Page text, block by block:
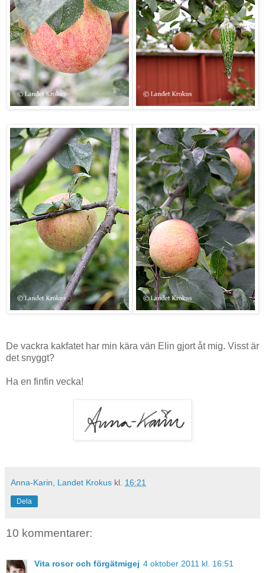
De vackra kakfatet har min kära vän Elin gjort åt mig. Visst är
det snyggt?
Ha en finfin vecka!
Anna-Karin, Landet Krokus kl. 16:21
Dela
10 kommentarer:
Vita rosor och förgätmigej 4 oktober 2011 kl. 16:51